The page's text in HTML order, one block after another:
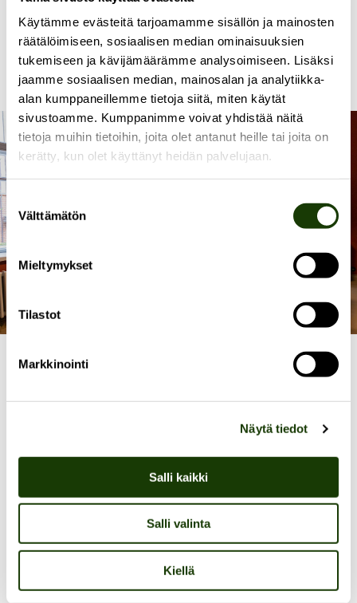
Käytämme evästeitä tarjoamamme sisällön ja mainosten
räätälöimiseen, sosiaalisen median ominaisuuksien
tukemiseen ja kävijämäärämme analysoimiseen. Lisäksi
jaamme sosiaalisen median, mainosalan ja analytiikka-
alan kumppaneillemme tietoja siitä, miten käytät
sivustoamme. Kumppanimme voivat yhdistää näitä
tietoja muihin tietoihin, joita olet antanut heille tai joita on
kerätty, kun olet käyttänyt heidän palvelujaan.
Suostumuksen
valinta
Välttämätön
Mieltymykset
Tilastot
Markkinointi
Näytä tiedot
Salli kaikki
Salli valinta
Kiellä
övriga väggarna. Tolv personer ryms kring det långa
bordet. I lokalen finns även en skärm och
ljudåtergivning.
1. VÅNINGEN